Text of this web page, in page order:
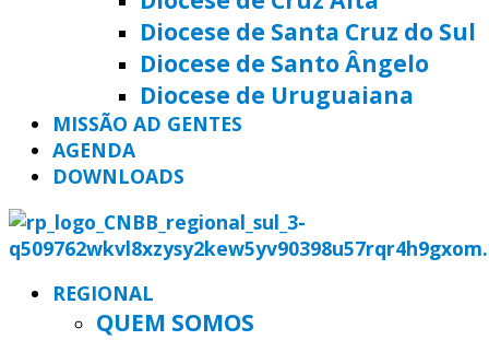
Diocese de Santa Cruz do Sul
Diocese de Santo Ângelo
Diocese de Uruguaiana
MISSÃO AD GENTES
AGENDA
DOWNLOADS
REGIONAL
QUEM SOMOS